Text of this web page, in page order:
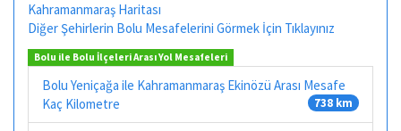
Kahramanmaraş Haritası
Diğer Şehirlerin Bolu Mesafelerini Görmek İçin Tıklayınız
Bolu ile Bolu İlçeleri Arası Yol Mesafeleri
Bolu Yeniçağa ile Kahramanmaraş Ekinözü Arası Mesafe
Kaç Kilometre
738 km